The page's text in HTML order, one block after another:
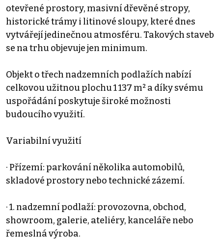
otevřené prostory, masivní dřevěné stropy,
historické trámy i litinové sloupy, které dnes
vytvářejí jedinečnou atmosféru. Takových staveb
se na trhu objevuje jen minimum.
Objekt o třech nadzemních podlažích nabízí
celkovou užitnou plochu 1 137 m² a díky svému
uspořádání poskytuje široké možnosti
budoucího využití.
Variabilní využití
· Přízemí: parkování několika automobilů,
skladové prostory nebo technické zázemí.
· 1. nadzemní podlaží: provozovna, obchod,
showroom, galerie, ateliéry, kanceláře nebo
řemeslná výroba.